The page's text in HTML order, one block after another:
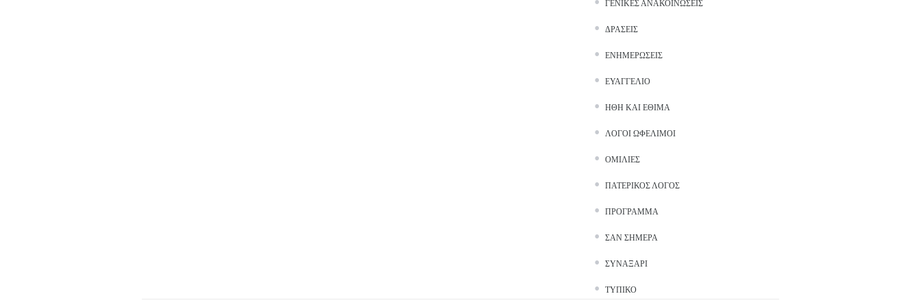
ΓΕΝΙΚΈΣ ΑΝΑΚΟΙΝΏΣΕΙΣ
ΔΡΆΣΕΙΣ
ΕΝΗΜΕΡΏΣΕΙΣ
ΕΥΑΓΓΈΛΙΟ
ΉΘΗ ΚΑΙ ΈΘΙΜΑ
ΛΌΓΟΙ ΩΦΈΛΙΜΟΙ
ΟΜΙΛΊΕΣ
ΠΑΤΕΡΙΚΌΣ ΛΌΓΟΣ
ΠΡΌΓΡΑΜΜΑ
ΣΑΝ ΣΉΜΕΡΑ
ΣΥΝΑΞΆΡΙ
ΤΥΠΙΚΌ